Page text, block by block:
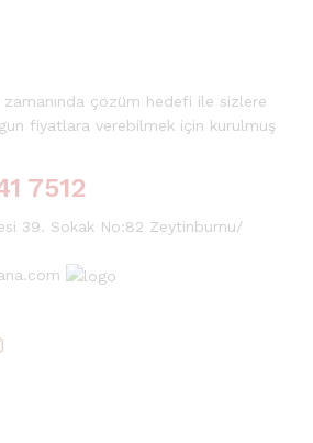
çözüm hedefi ile sizlere
fiyatlara verebilmek için kurulmuş
7512
39. Sokak No:82 Zeytinburnu/